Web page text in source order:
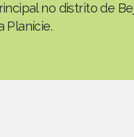
no distrito de
Planície.